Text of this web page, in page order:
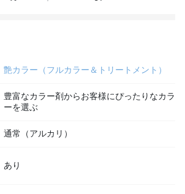
艶カラー（フルカラー＆トリートメント）
豊富なカラー剤からお客様にぴったりなカラ
ーを選ぶ
通常（アルカリ）
あり